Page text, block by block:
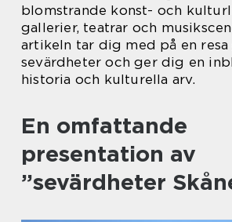
blomstrande konst- och
gallerier, teatrar och
artikeln tar dig med på en resa
sevärdheter och ger dig en
historia och kulturella arv.
En omfattande
presentation av
”sevärdheter